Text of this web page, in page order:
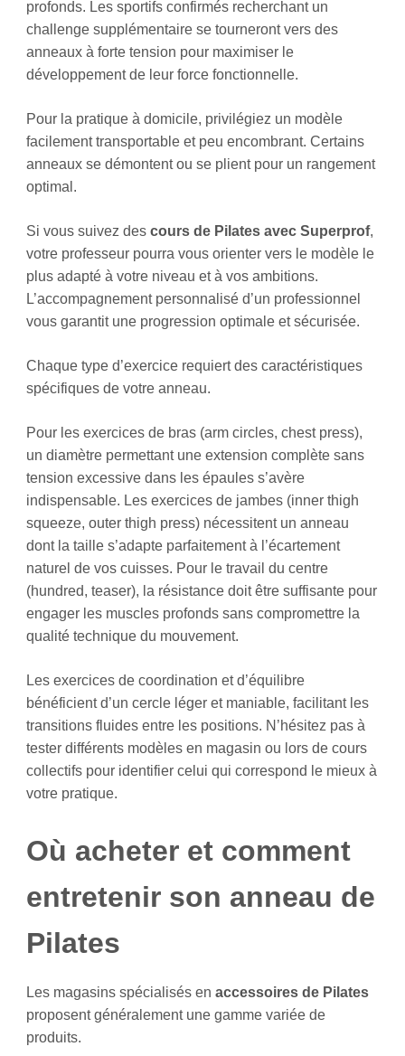
profonds. Les sportifs confirmés recherchant un
challenge supplémentaire se tourneront vers des
anneaux à forte tension pour maximiser le
développement de leur force fonctionnelle.
Pour la pratique à domicile, privilégiez un modèle
facilement transportable et peu encombrant. Certains
anneaux se démontent ou se plient pour un rangement
optimal.
Si vous suivez descours de Pilates avec Superprof,
votre professeur pourra vous orienter vers le modèle le
plus adapté à votre niveau et à vos ambitions.
L’accompagnement personnalisé d’un professionnel
vous garantit une progression optimale et sécurisée.
Chaque type d’exercice requiert des caractéristiques
spécifiques de votre anneau.
Pour les exercices de bras (arm circles, chest press),
un diamètre permettant une extension complète sans
tension excessive dans les épaules s’avère
indispensable. Les exercices de jambes (inner thigh
squeeze, outer thigh press) nécessitent un anneau
dont la taille s’adapte parfaitement à l’écartement
naturel de vos cuisses. Pour le travail du centre
(hundred, teaser), la résistance doit être suffisante pour
engager les muscles profonds sans compromettre la
qualité technique du mouvement.
Les exercices de coordination et d’équilibre
bénéficient d’un cercle léger et maniable, facilitant les
transitions fluides entre les positions. N’hésitez pas à
tester différents modèles en magasin ou lors de cours
collectifs pour identifier celui qui correspond le mieux à
votre pratique.
Où acheter et comment
entretenir son anneau de
Pilates
Les magasins spécialisés enaccessoires de Pilates
proposent généralement une gamme variée de
produits.